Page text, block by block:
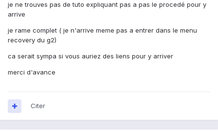
je ne trouves pas de tuto expliquant pas a pas le procedé pour y
arrive
je rame complet ( je n'arrive meme pas a entrer dans le menu
recovery du g2)
ca serait sympa si vous auriez des liens pour y arriver
merci d'avance
Citer